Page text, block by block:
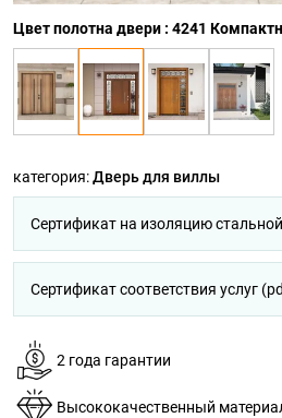
Цвет полотна двери : 4241
категория:Дверь для виллы
Сертификат на изоляцию
Сертификат соответствия услуг
2 года гарантии
Высококачественный